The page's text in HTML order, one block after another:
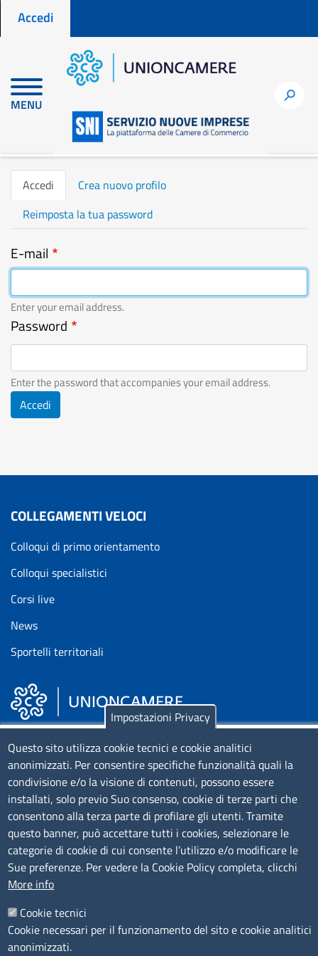
principale
Menu profilo utente
Accedi
MENU
h
Home user Accedi
Primary
tabs
Accedi
Crea nuovo profilo
Reimposta la tua password
E-mail
Enter your email address.
Password
Enter the password that accompanies your email address.
Accedi
COLLEGAMENTI VELOCI
Colloqui di primo orientamento
Colloqui specialistici
Corsi live
News
Sportelli territoriali
EMAIL: info.sni@unioncamere.it
C.F.: 01484460587
P.Iva: 01000211001
SERVIZIO REALIZZATO DA
Impostazioni Privacy
Questo sito utilizza cookie tecnici e cookie analitici
anonimizzati. Per consentire specifiche funzionalità quali la
condivisione e/o la visione di contenuti, possono essere
installati, solo previo Suo consenso, cookie di terze parti che
consentono alla terza parte di profilare gli utenti. Tramite
questo banner, può accettare tutti i cookies, selezionare le
categorie di cookie di cui consente l’utilizzo e/o modificare le
Sue preferenze. Per vedere la Cookie Policy completa, clicchi
More info
Cookie tecnici
Cookie necessari per il funzionamento del sito e cookie analitici
anonimizzati.